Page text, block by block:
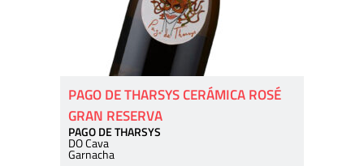
PAGO DE THARSYS CERÁMICA ROSÉ
GRAN RESERVA
PAGO DE THARSYS
DO Cava
Garnacha